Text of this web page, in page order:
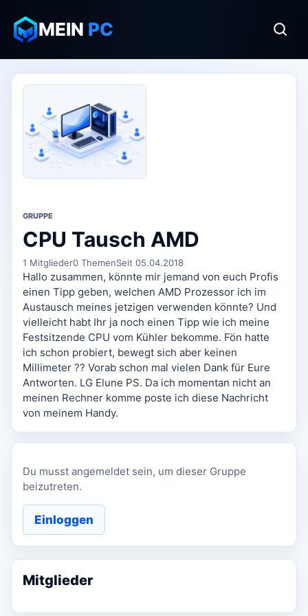
MEIN PC
GRUPPE
CPU Tausch AMD
1 Mitglieder0 ThemenSeit 05.04.2018
Hallo zusammen, könnte mir jemand von euch Profis
einen Tipp geben, welchen AMD Prozessor ich im
Austausch meines jetzigen verwenden könnte? Und
vielleicht habt Ihr ja noch einen Tipp wie ich meine
Festsitzende CPU vom Kühler bekomme. Fön hatte
ich schon probiert, bewegt sich aber keinen
Millimeter ?? Vorab schon mal vielen Dank für Eure
Antworten. LG Elune PS. Da ich momentan nicht an
meinen Rechner komme poste ich diese Nachricht
von meinem Handy.
Du musst angemeldet sein, um dieser Gruppe
beizutreten.
Einloggen
Mitglieder